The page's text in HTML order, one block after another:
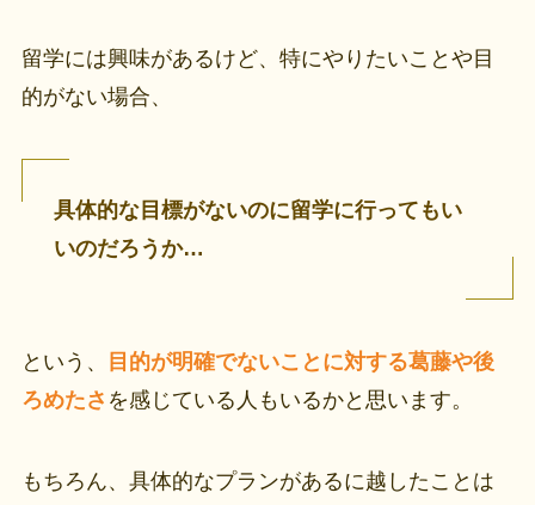
留学には興味があるけど、特にやりたいことや目
的がない場合、
具体的な目標がないのに留学に行ってもい
いのだろうか…
という、
目的が明確でないことに対する葛藤や後
ろめたさ を感じている人もいるかと思います。
もちろん、具体的なプランがあるに越したことは